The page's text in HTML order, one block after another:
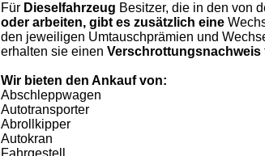
Für Dieselfahrzeug Besitzer, die in den von
oder arbeiten, gibt es zusätzlich eine
den jeweiligen Umtauschprämien und
erhalten sie einen Verschrottungsnachweis
Wir bieten den Ankauf von:
Abschleppwagen
Autotransporter
Abrollkipper
Autokran
Fahrgestell